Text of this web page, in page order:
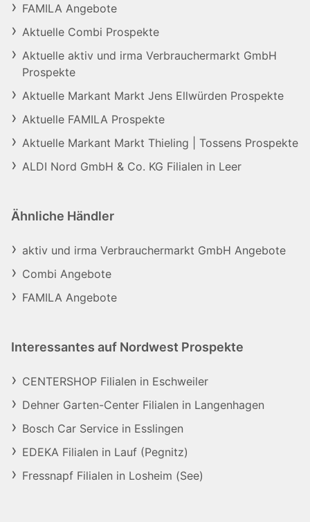
FAMILA Angebote
Aktuelle Combi Prospekte
Aktuelle aktiv und irma Verbrauchermarkt GmbH
Prospekte
Aktuelle Markant Markt Jens Ellwürden Prospekte
Aktuelle FAMILA Prospekte
Aktuelle Markant Markt Thieling | Tossens Prospekte
ALDI Nord GmbH & Co. KG Filialen in Leer
Ähnliche Händler
aktiv und irma Verbrauchermarkt GmbH Angebote
Combi Angebote
FAMILA Angebote
Interessantes auf Nordwest Prospekte
CENTERSHOP Filialen in Eschweiler
Dehner Garten-Center Filialen in Langenhagen
Bosch Car Service in Esslingen
EDEKA Filialen in Lauf (Pegnitz)
Fressnapf Filialen in Losheim (See)